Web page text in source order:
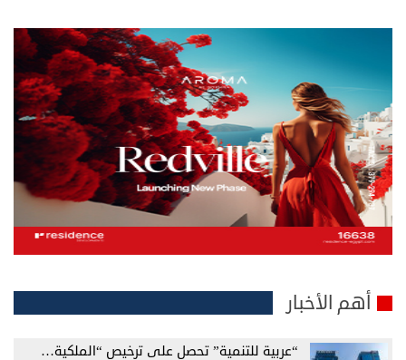
أهم الأخبار
“عربية للتنمية” تحصل على ترخيص “الملكية…